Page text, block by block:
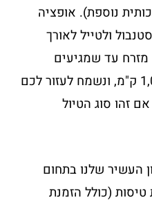
נוספת). אופציה
ולטייל לאורך
מזרח עד שמגיעים
לטרבזון (המרחק הוא כ-1,000 ק"מ, ונשמח לעזור לכם
זהו סוג הטיול
העשיר שלנו בתחום
טיסות (כולל הזמנת